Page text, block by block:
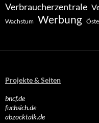
Verbraucherzentrale
Wachstum Werbung
Projekte & Seiten
bncf.de
fuchsich.de
abzocktalk.de